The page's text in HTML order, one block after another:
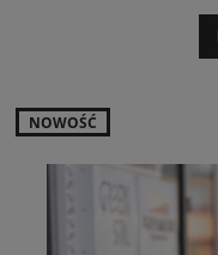
NOWOŚĆ